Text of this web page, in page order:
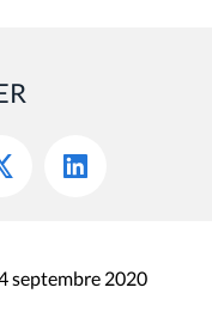
septembre 2020